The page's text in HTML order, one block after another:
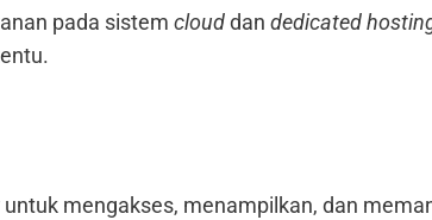
pada sistem clouddan dedicated
untuk mengakses, menampilkan, dan